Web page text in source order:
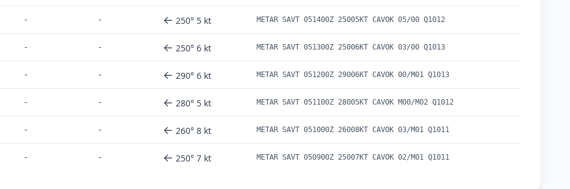
- - ← 250° 5 kt METAR SAVT 051400Z 25005KT CAVOK 05/00 Q1012
- - ← 250° 6 kt METAR SAVT 051300Z 25006KT CAVOK 03/00 Q1013
- - ← 290° 6 kt METAR SAVT 051200Z 29006KT CAVOK 00/M01 Q1013
- - ← 280° 5 kt METAR SAVT 051100Z 28005KT CAVOK M00/M02 Q1012
- - ← 260° 8 kt METAR SAVT 051000Z 26008KT CAVOK 03/M01 Q1011
- - ← 250° 7 kt METAR SAVT 050900Z 25007KT CAVOK 02/M01 Q1011